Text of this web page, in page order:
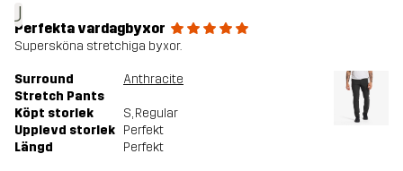
J
Perfekta vardagbyxor
Supersköna stretchiga byxor.
Surround
Stretch Pants
Anthracite
Köpt storlek S, Regular
Upplevd storlek Perfekt
Längd
Perfekt